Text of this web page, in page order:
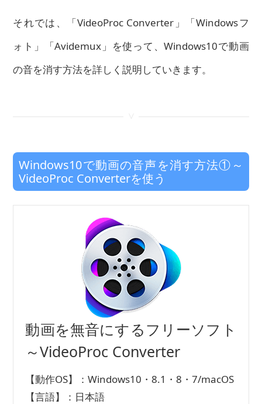
それでは、「VideoProc Converter」「Windowsフ
ォト」「Avidemux」を使って、Windows10で動画
の音を消す方法を詳しく説明していきます。
Windows10で動画の音声を消す方法①～
VideoProc Converterを使う
動画を無音にするフリーソフト
～VideoProc Converter
【動作OS】：Windows10・8.1・8・7/macOS
【言語】：日本語